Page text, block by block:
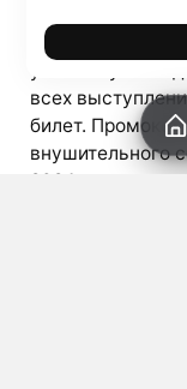
сейчас
участие уже
всех
билет.
внушительного
2024